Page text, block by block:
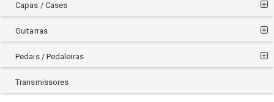
SMART
STAGG
TURBO
VECTOR
Capas / Cases
Guitarras
Pedais / Pedaleiras
Transmissores